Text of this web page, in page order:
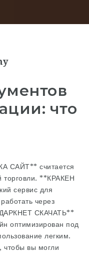
что
САЙТ** считается
**КРАКЕН
сервис для
через
СКАЧАТЬ**
оптимизирован под
легким.
чтобы вы могли